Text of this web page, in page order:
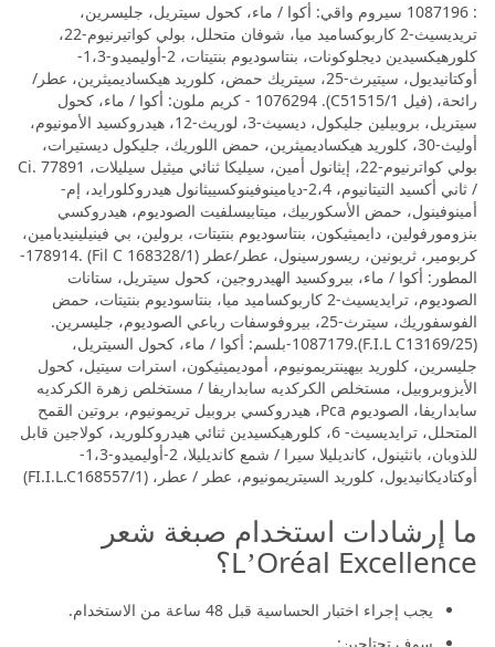
: 1087196 سيروم واقي: أكوا / ماء، كحول سيتريل، جليسرين،
تريديسيث-2 كاربوكساميد ميا، شوفان متحلل، بولي كواتيرنيوم-22،
كلورهيكسيدين ديجلوكونات، بنتاسوديوم بنتيتات، 2-أوليميدو-1،3-
أوكتانيديول، سيتيرث-25، سيتريك حمض، كلوريد هيكساديميثرين، عطر/
رائحة، (فيل C51515/1). 1076294 - كريم ملون: أكوا / ماء، كحول
سيتريل، بروبيلين جليكول، ديسيث-3، لوريث-12، هيدروكسيد الأمونيوم،
أوليث-30، كلوريد هيكساديميثرين، حمض اللوريك، جليكول ديستيرات،
بولي كواترنيوم-22، إيثانول أمين، سيليكا ثنائي ميثيل سيليلات، Ci. 77891
/ ثاني أكسيد التيتانيوم، 2،4-ديامينوفينوكسييثانول هيدروكلورايد، إم-
أمينوفينول، حمض الأسكوربيك، ميتابيسلفيت الصوديوم، هيدروكسي
بنزومورفولين، دايميثيكون، بنتاسوديوم بنتيتات، برولين، بي فينيلينيديامين،
كربومير، ثريونين، ريسورسينول، عطر/عطر (Fil C 168328/1) .178914-
المطور: أكوا / ماء، بيروكسيد الهيدروجين، كحول سيتريل، ستانات
الصوديوم، ترايديسيث-2 كاربوكساميد ميا، بنتاسوديوم بنتيتات، حمض
الفوسفوريك، سيترث-25، بيروفوسفات رباعي الصوديوم، جليسرين.
(F.I.L C13169/25).1087179-بلسم: أكوا / ماء، كحول السيتريل،
جليسرين، كلوريد بيهينتريمونيوم، أموديميثيكون، استرات سيتيل، كحول
الأيزوبروبيل، مستخلص الكركديه سابداريفا / مستخلص زهرة الكركديه
سابداريفا، الصوديوم Pca، هيدروكسي بروبيل تريمونيوم، بروتين القمح
المتحلل، ترايديسيث- 6، كلورهيكسيدين ثنائي هيدروكلوريد، كولاجين قابل
للذوبان، بانثينول، كانديليلا سيرا / شمع كانديليلا، 2-أوليميدو-1،3-
أوكتاديكانيديول، كلوريد السيتريمونيوم، عطر / عطر، (FI.I.L.C168557/1)
ما إرشادات استخدام صبغة شعر
L’Oréal Excellence؟
يجب إجراء اختبار الحساسية قبل 48 ساعة من الاستخدام.